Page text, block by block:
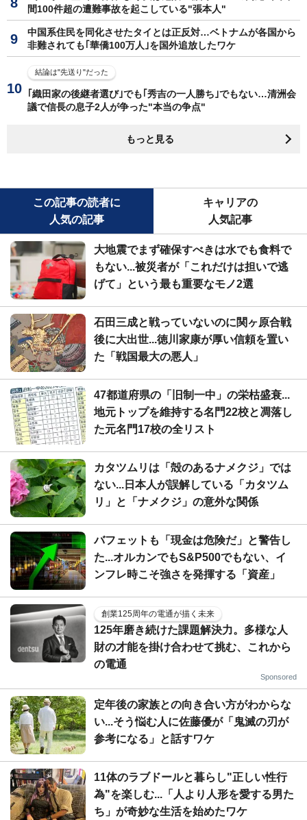
間100件超の遭難事故を起こしている"張本人"
中国系住民を同化させたタイとは正反対…ベトナムが各国から
非難されても｢華僑100万人｣を国外追放したワケ
結論は"先送り"だった
｢織田家の後継者選び｣でも｢秀吉の一人勝ち｣でもない…清洲会
議で信長の息子2人が争った"本当の争点"
もっと見る
この記事の読者に
人気の記事
キャリアの
人気記事
大地震でまず確保すべきは水でも食料で
もない...被災者が「これだけは担いで逃
げて」という最も重要なモノ2選
石田三成と戦っていないのに関ヶ原合戦
後に大出世...徳川家康が厚い信頼を置い
た「戦国最大の悪人」
47都道府県の「旧制一中」の栄枯盛衰...
地元トップを維持する名門22校と凋落し
た元名門17校の全リスト
カタツムリは「殻のあるナメクジ」では
ない...日本人が誤解している「カタツム
リ」と「ナメクジ」の意外な関係
バフェットも「現金は危険だ」と警告し
た...オルカンでもS&P500でもない、イ
ンフレ時こそ強さを発揮する「資産」
創業125周年の電通が描く未来
125年磨き続けた課題解決力。多様な人
財の才能を掛け合わせて挑む、これから
の電通
Sponsored
定年後の家族との向き合い方がわからな
い...そう悩む人に佐藤優が「鬼滅の刃が
参考になる」と話すワケ
11体のラブドールと暮らし"正しい性行
為"を楽しむ...「人より人形を愛する男た
ち」が奇妙な生活を始めたワケ